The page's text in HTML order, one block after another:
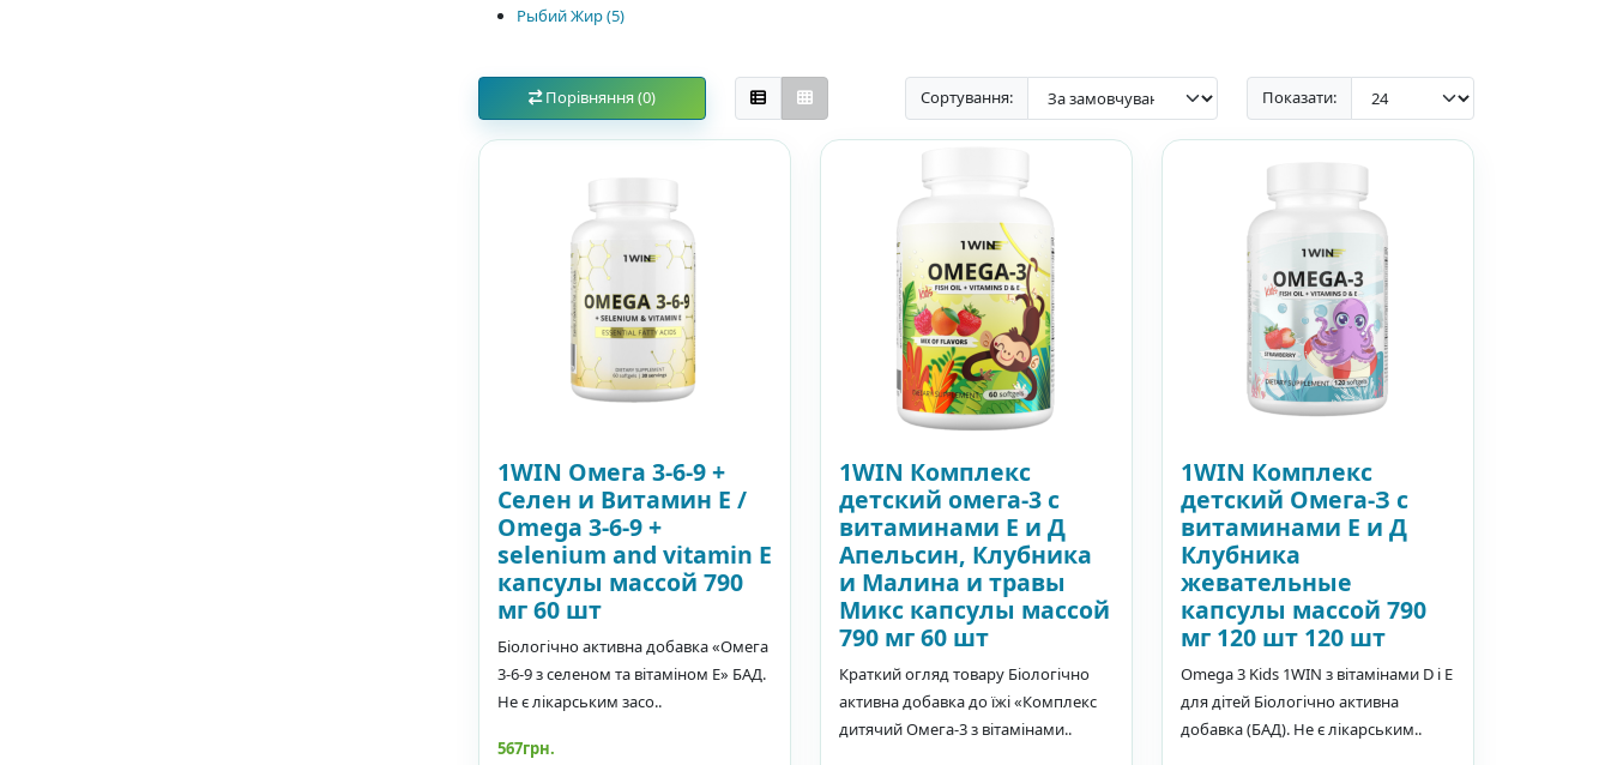
Рыбий Жир (5)
Порівняння (0) Сортування: Показати:
1WIN Oмега 3-6-9 +
Селен и Витамин Е /
Omega 3-6-9 +
selenium and vitamin E
капсулы массой 790
мг 60 шт
Біологічно активна добавка «Омега
3-6-9 з селеном та вітаміном Е» БАД.
Не є лікарським засо..
567грн.
1WIN Комплекс
детский омега-3 с
витаминами Е и Д
Апельсин, Клубника
и Малина и травы
Микс капсулы массой
790 мг 60 шт
Краткий огляд товару Біологічно
активна добавка до їжі «Комплекс
дитячий Омега-3 з вітамінами..
1WIN Комплекс
детский Омега-З с
витаминами Е и Д
Клубника
жевательные
капсулы массой 790
мг 120 шт 120 шт
Omega 3 Kids 1WIN з вітамінами D і E
для дітей Біологічно активна
добавка (БАД). Не є лікарським..